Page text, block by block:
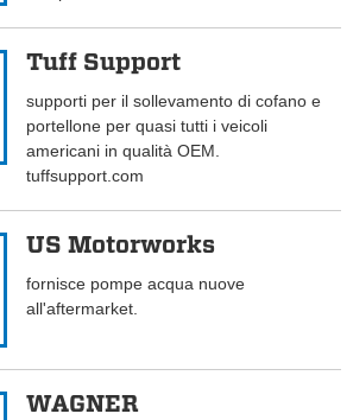
Tuff Support
supporti per il sollevamento di cofano e
portellone per quasi tutti i veicoli
americani in qualità OEM.
tuffsupport.com
US Motorworks
fornisce pompe acqua nuove
all'aftermarket.
WAGNER